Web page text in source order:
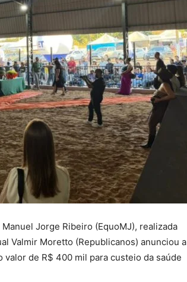
Jorge Ribeiro (EquoMJ), realizada
Valmir Moretto (Republicanos) anunciou a
de R$ 400 mil para custeio da saúde